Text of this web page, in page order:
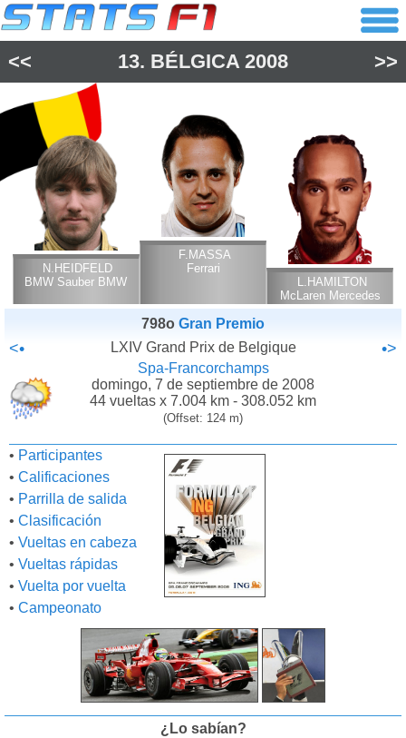
<< 13. BÉLGICA 2008 >>
N.HEIDFELD
BMW Sauber BMW
F.MASSA
Ferrari
L.HAMILTON
McLaren Mercedes
798o Gran Premio
<• LXIV Grand Prix de Belgique •>
Spa-Francorchamps
domingo, 7 de septiembre de 2008
44 vueltas x 7.004 km - 308.052 km
(Offset: 124 m)
• Participantes
• Calificaciones
• Parrilla de salida
• Clasificación
• Vueltas en cabeza
• Vueltas rápidas
• Vuelta por vuelta
• Campeonato
¿Lo sabían?